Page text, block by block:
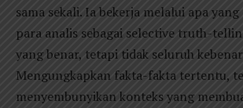
sama sekali. Ia bekerja melalui apa
para analis sebagai selective truth-
yang benar, tetapi tidak seluruh
Mengungkapkan fakta-fakta tertentu,
menyembunyikan konteks yang